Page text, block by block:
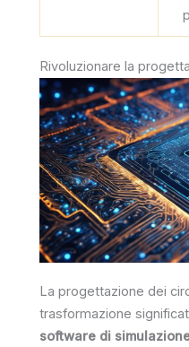
Rivoluzionare la
La progettazione dei
trasformazione
software di